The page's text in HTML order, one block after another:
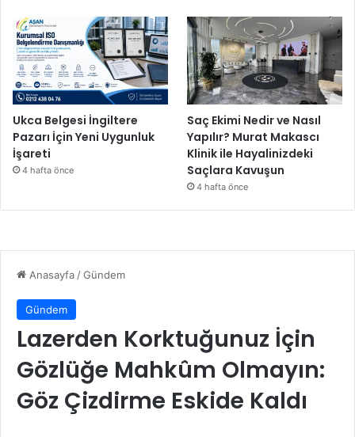
Ukca Belgesi İngiltere
Pazarı İçin Yeni Uygunluk
İşareti
4 hafta önce
Saç Ekimi Nedir ve Nasıl
Yapılır? Murat Makascı
Klinik ile Hayalinizdeki
Saçlara Kavuşun
4 hafta önce